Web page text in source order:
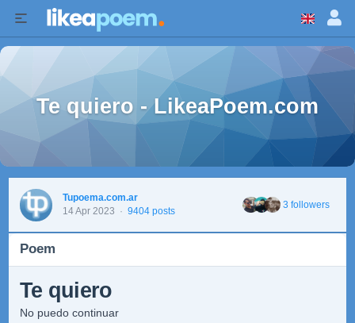
Te quiero - LikeaPoem.com
Tupoema.com.ar
14 Apr 2023 · 9404 posts
3 followers
Poem
Te quiero
No puedo continuar